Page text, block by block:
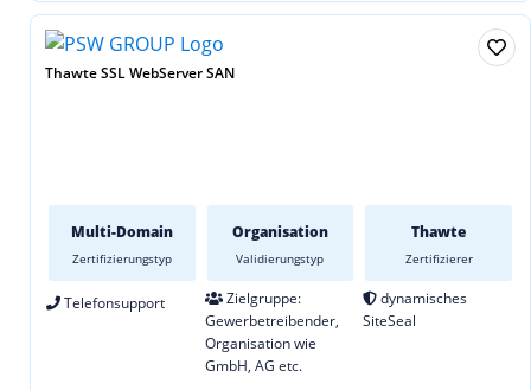
Thawte SSL WebServer SAN
Multi-Domain
Zertifizierungstyp
Organisation
Validierungstyp
Thawte
Zertifizierer
Telefonsupport
Zielgruppe:
Gewerbetreibender,
Organisation wie
GmbH, AG etc.
dynamisches
SiteSeal